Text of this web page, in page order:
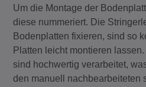
Um die Montage der
diese nummeriert. Die
Bodenplatten fixieren, sind so
Platten leicht montieren
sind hochwertig verarbeitet,
den manuell nachbearbeiteten